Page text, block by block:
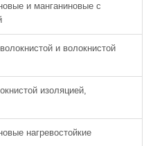
и манганиновые с
и волокнистой
изоляцией,
нагревостойкие